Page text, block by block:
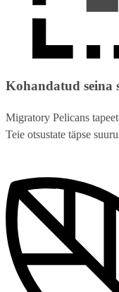
Kohandatud seina
Migratory Pelicans
Teie otsustate täpse